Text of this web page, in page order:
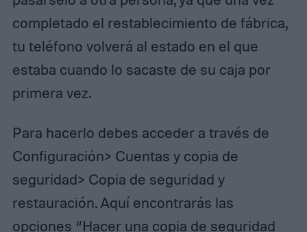
completado el restablecimiento de fábrica,
tu teléfono volverá al estado en el que
estaba cuando lo sacaste de su caja por
primera vez.
Para hacerlo debes acceder a través de
Configuración> Cuentas y copia de
seguridad> Copia de seguridad y
restauración. Aquí encontrarás las
opciones “Hacer una copia de seguridad